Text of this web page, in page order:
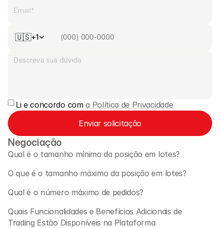
Negociação
Qual é o tamanho mínimo da posição em lotes?
O que é o tamanho máximo da posição em lotes?
Qual é o número máximo de pedidos?
Quais Funcionalidades e Benefícios Adicionais de
Trading Estão Disponíveis na Plataforma
🇺🇸+1
Li e concordo com a Política de Privacidade
Enviar solicitação